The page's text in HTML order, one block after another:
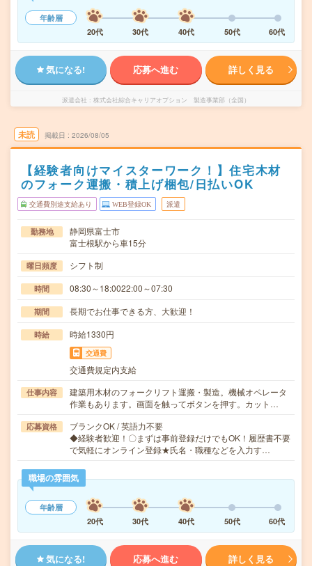
年齢層
20代
30代 40代 50代 60代
気になる! 応募へ進む 詳しく見る
派遣会社 株式会社綜合キャリアオプション 製造事業部（全国）
未読 掲載日 2026/08/05
【経験者向けマイスターワーク！】住宅木材
のフォーク運搬・積上げ梱包/日払いOK
交通費別途支給あり WEB登録OK 派遣
勤務地
静岡県富士市
富士根駅から車15分
曜日頻度 シフト制
時間 08:30～18:0022:00～07:30
期間 長期でお仕事できる方、大歓迎！
時給 時給1330円
交通費
交通費規定内支給
仕事内容
建築用木材のフォークリフト運搬・製造。機械オペレータ
作業もあります。画面を触ってボタンを押す。カット…
応募資格
ブランクOK / 英語力不要
◆経験者歓迎！〇まずは事前登録だけでもOK！履歴書不要
で気軽にオンライン登録★氏名・職種などを入力す…
職場の雰囲気
年齢層
20代
30代 40代 50代 60代
気になる! 応募へ進む 詳しく見る